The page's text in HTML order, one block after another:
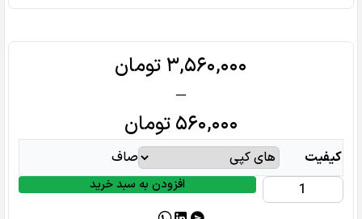
۳,۵۶۰,۰۰۰ تومان
–
۵۶۰,۰۰۰ تومان
Price
range:
through
۳,۵۶۰,۰۰۰ تومان
کیفیت
صاف
شارژ
افزودن به سبد خرید